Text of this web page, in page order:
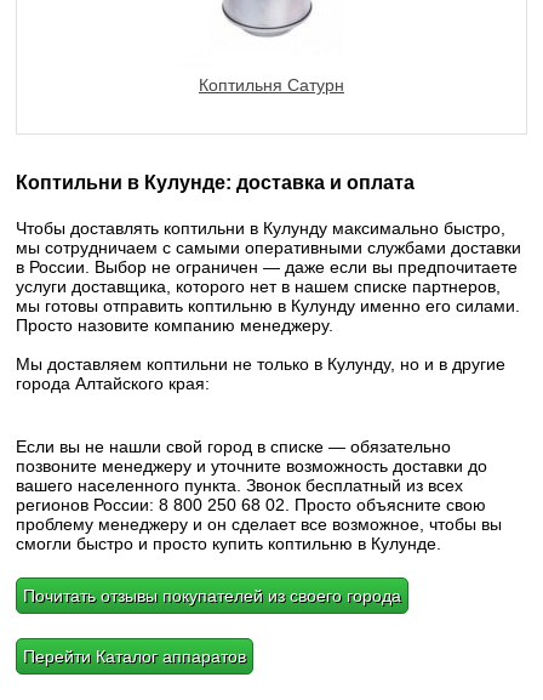
Коптильня Сатурн
Коптильни в Кулунде: доставка и оплата
Чтобы доставлять коптильни в Кулунду максимально быстро,
мы сотрудничаем с самыми оперативными службами доставки
в России. Выбор не ограничен — даже если вы предпочитаете
услуги доставщика, которого нет в нашем списке партнеров,
мы готовы отправить коптильню в Кулунду именно его силами.
Просто назовите компанию менеджеру.
Мы доставляем коптильни не только в Кулунду, но и в другие
города Алтайского края:
Если вы не нашли свой город в списке — обязательно
позвоните менеджеру и уточните возможность доставки до
вашего населенного пункта. Звонок бесплатный из всех
регионов России: 8 800 250 68 02. Просто объясните свою
проблему менеджеру и он сделает все возможное, чтобы вы
смогли быстро и просто купить коптильню в Кулунде.
Почитать отзывы покупателей из своего города
Перейти Каталог аппаратов